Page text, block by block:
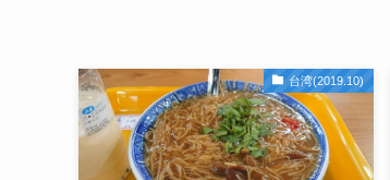
台湾(2019.10)